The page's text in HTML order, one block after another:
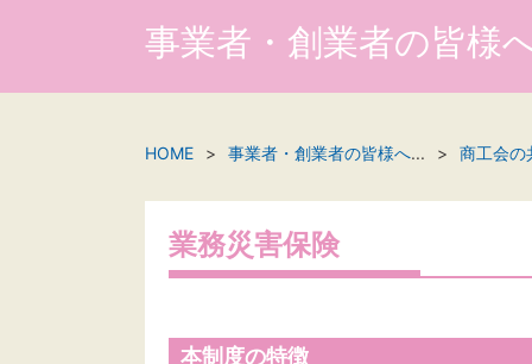
事業者・創業者の皆様
HOME 事業者・創業者の皆様へ... 商工会の
業務災害保険
本制度の特徴